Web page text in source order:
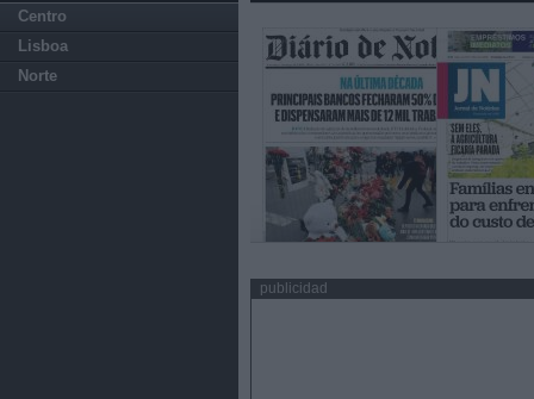
Centro
Lisboa
Norte
publicidad